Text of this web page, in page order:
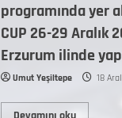
programında yer
CUP 26-29 Aralık
Erzurum ilinde
Umut Yeşiltepe 18